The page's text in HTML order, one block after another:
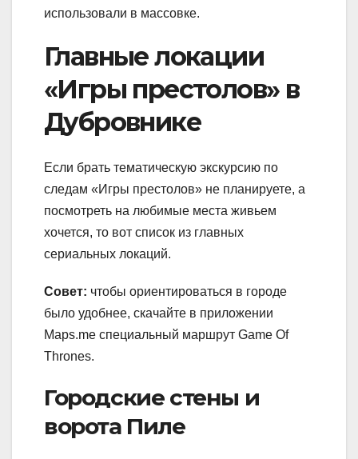
использовали в массовке.
Главные локации
«Игры престолов» в
Дубровнике
Если брать тематическую экскурсию по
следам «Игры престолов» не планируете, а
посмотреть на любимые места живьем
хочется, то вот список из главных
сериальных локаций.
Совет: чтобы ориентироваться в городе
было удобнее, скачайте в приложении
Maps.me специальный маршрут Game Of
Thrones.
Городские стены и
ворота Пиле